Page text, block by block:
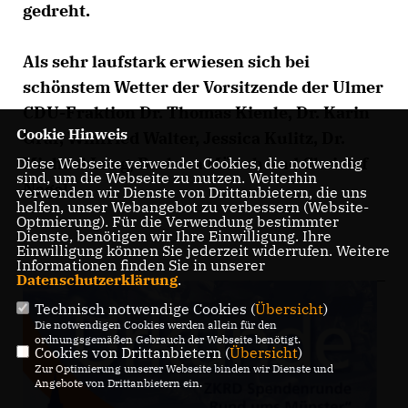
gedreht.
Als sehr laufstark erwiesen sich bei
schönstem Wetter der Vorsitzende der Ulmer
CDU-Fraktion Dr. Thomas Kienle, Dr. Karin
Graf, Winfried Walter, Jessica Kulitz, Dr.
Michael Lang, Barbara Münch und Christof
Nagel.
Cookie Hinweis
Diese Webseite verwendet Cookies, die notwendig
sind, um die Webseite zu nutzen. Weiterhin
verwenden wir Dienste von Drittanbietern, die uns
helfen, unser Webangebot zu verbessern (Website-
Optmierung). Für die Verwendung bestimmter
Dienste, benötigen wir Ihre Einwilligung. Ihre
Einwilligung können Sie jederzeit widerrufen. Weitere
Informationen finden Sie in unserer
Datenschutzerklärung.
Technisch notwendige Cookies (Übersicht)
Die notwendigen Cookies werden allein für den
ordnungsgemäßen Gebrauch der Webseite benötigt.
Cookies von Drittanbietern (Übersicht)
Zur Optimierung unserer Webseite binden wir Dienste und
Angebote von Drittanbietern ein.